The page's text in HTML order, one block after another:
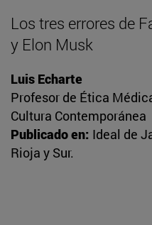
Los tres errores de
y Elon Musk
Luis Echarte
Profesor de Ética
Cultura Contemporánea
Publicado en: Ideal de
Rioja y Sur.